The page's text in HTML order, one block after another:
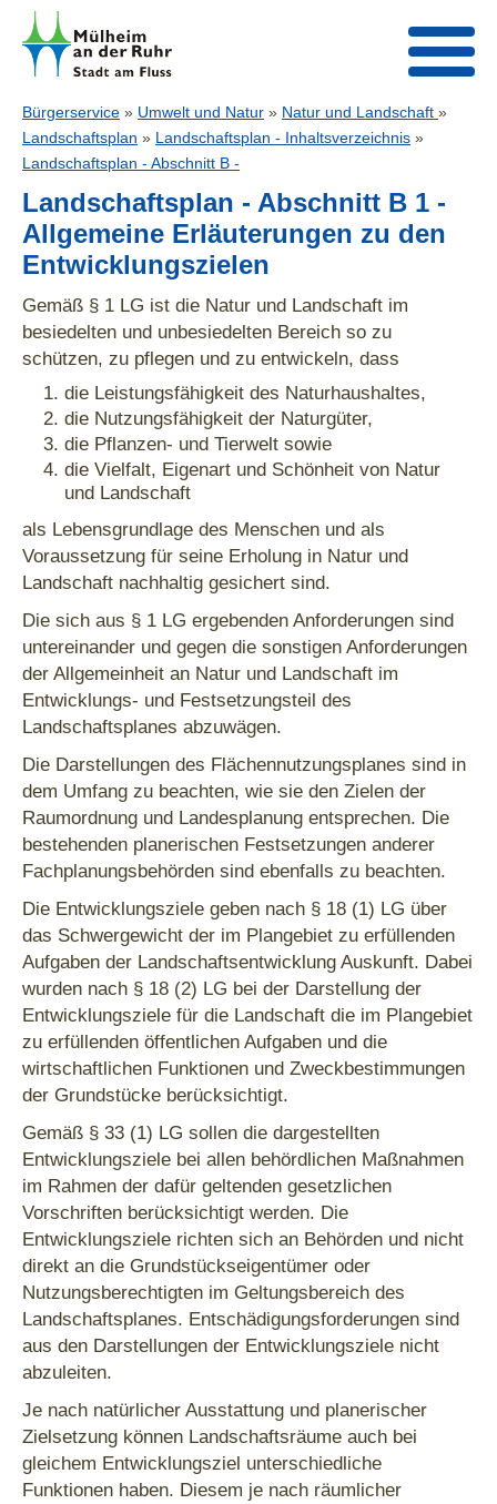
Bürgerservice » Umwelt und Natur » Natur und Landschaft »
Landschaftsplan » Landschaftsplan - Inhaltsverzeichnis »
Landschaftsplan - Abschnitt B -
Landschaftsplan - Abschnitt B 1 -
Allgemeine Erläuterungen zu den
Entwicklungszielen
Gemäß § 1 LG ist die Natur und Landschaft im
besiedelten und unbesiedelten Bereich so zu
schützen, zu pflegen und zu entwickeln, dass
die Leistungsfähigkeit des Naturhaushaltes,
die Nutzungsfähigkeit der Naturgüter,
die Pflanzen- und Tierwelt sowie
die Vielfalt, Eigenart und Schönheit von Natur
und Landschaft
als Lebensgrundlage des Menschen und als
Voraussetzung für seine Erholung in Natur und
Landschaft nachhaltig gesichert sind.
Die sich aus § 1 LG ergebenden Anforderungen sind
untereinander und gegen die sonstigen Anforderungen
der Allgemeinheit an Natur und Landschaft im
Entwicklungs- und Festsetzungsteil des
Landschaftsplanes abzuwägen.
Die Darstellungen des Flächennutzungsplanes sind in
dem Umfang zu beachten, wie sie den Zielen der
Raumordnung und Landesplanung entsprechen. Die
bestehenden planerischen Festsetzungen anderer
Fachplanungsbehörden sind ebenfalls zu beachten.
Die Entwicklungsziele geben nach § 18 (1) LG über
das Schwergewicht der im Plangebiet zu erfüllenden
Aufgaben der Landschaftsentwicklung Auskunft. Dabei
wurden nach § 18 (2) LG bei der Darstellung der
Entwicklungsziele für die Landschaft die im Plangebiet
zu erfüllenden öffentlichen Aufgaben und die
wirtschaftlichen Funktionen und Zweckbestimmungen
der Grundstücke berücksichtigt.
Gemäß § 33 (1) LG sollen die dargestellten
Entwicklungsziele bei allen behördlichen Maßnahmen
im Rahmen der dafür geltenden gesetzlichen
Vorschriften berücksichtigt werden. Die
Entwicklungsziele richten sich an Behörden und nicht
direkt an die Grundstückseigentümer oder
Nutzungsberechtigten im Geltungsbereich des
Landschaftsplanes. Entschädigungsforderungen sind
aus den Darstellungen der Entwicklungsziele nicht
abzuleiten.
Je nach natürlicher Ausstattung und planerischer
Zielsetzung können Landschaftsräume auch bei
gleichem Entwicklungsziel unterschiedliche
Funktionen haben. Diesem je nach räumlicher